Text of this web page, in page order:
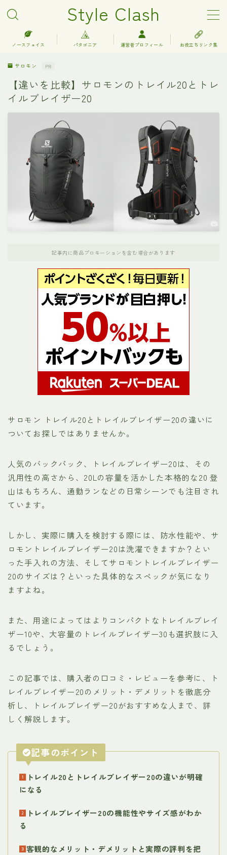
Style Clash
MENU
アークテリクス
エルエルビーン
グレゴリー
コロンビア
サロモン
パタゴニア
ホカオネオネ（HOKA）
ノースフェイス
運営者プロフィール
ノースフェイス パタゴニア 運営者プロフィール お役立ちリンク集
サロモン PR
【違いを比較】サロモンのトレイル20とトレ
イルブレイザー20
記事内に商品プロモーションを含む場合があります
サロモン トレイル20とトレイルブレイザー20の違いに
ついてお探しではありませんか。
人気のバックパック、トレイルブレイザー20は、その
汎用性の高さから、20Lの容量を活かした本格的な20 登
山はもちろん、通勤ランなどの日常シーンでも注目され
ています。
しかし、実際に購入を検討する際には、防水性能や、サ
ロモントレイルブレイザー20は洗濯できますか？とい
った手入れの方法、そしてサロモントレイルブレイザー
20のサイズは？といった具体的なスペックが気になり
ますよね。
また、用途によってはよりコンパクトなトレイルブレイ
ザー10や、大容量のトレイルブレイザー30も選択肢に入
るでしょう。
この記事では、購入者の口コミ・レビューを参考に、ト
レイルブレイザー20のメリット・デメリットを徹底分
析し、トレイルブレイザー20がおすすめな人まで、詳
しく解説します。
記事のポイント
トレイル20とトレイルブレイザー20の違いが明確
になる
トレイルブレイザー20の機能性やサイズ感がわか
る
客観的なメリット・デメリットと実際の評判を把